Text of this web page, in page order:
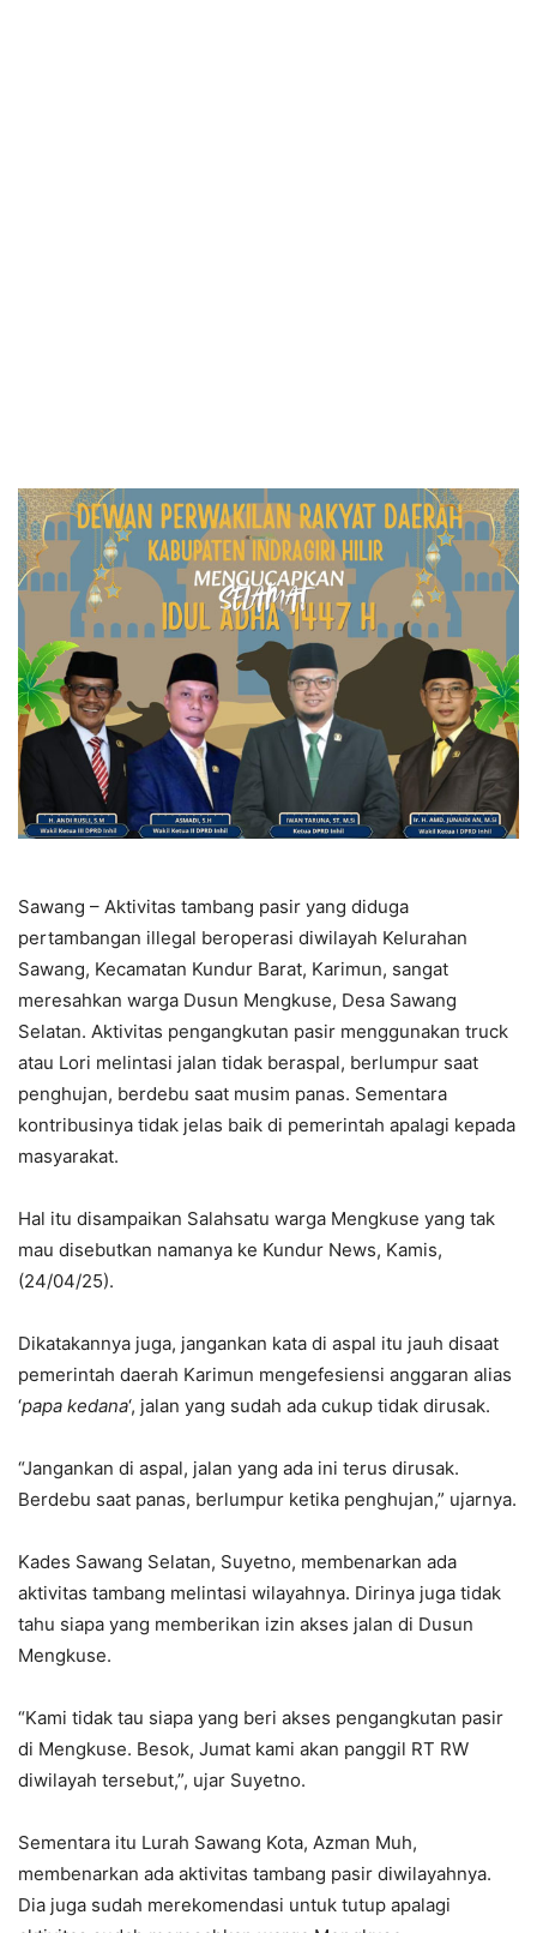
Sawang – Aktivitas tambang pasir yang diduga
pertambangan illegal beroperasi diwilayah Kelurahan
Sawang, Kecamatan Kundur Barat, Karimun, sangat
meresahkan warga Dusun Mengkuse, Desa Sawang
Selatan. Aktivitas pengangkutan pasir menggunakan truck
atau Lori melintasi jalan tidak beraspal, berlumpur saat
penghujan, berdebu saat musim panas. Sementara
kontribusinya tidak jelas baik di pemerintah apalagi kepada
masyarakat.
Hal itu disampaikan Salahsatu warga Mengkuse yang tak
mau disebutkan namanya ke Kundur News, Kamis,
(24/04/25).
Dikatakannya juga, jangankan kata di aspal itu jauh disaat
pemerintah daerah Karimun mengefesiensi anggaran alias
‘papa kedana‘, jalan yang sudah ada cukup tidak dirusak.
“Jangankan di aspal, jalan yang ada ini terus dirusak.
Berdebu saat panas, berlumpur ketika penghujan,” ujarnya.
Kades Sawang Selatan, Suyetno, membenarkan ada
aktivitas tambang melintasi wilayahnya. Dirinya juga tidak
tahu siapa yang memberikan izin akses jalan di Dusun
Mengkuse.
“Kami tidak tau siapa yang beri akses pengangkutan pasir
di Mengkuse. Besok, Jumat kami akan panggil RT RW
diwilayah tersebut,”, ujar Suyetno.
Sementara itu Lurah Sawang Kota, Azman Muh,
membenarkan ada aktivitas tambang pasir diwilayahnya.
Dia juga sudah merekomendasi untuk tutup apalagi